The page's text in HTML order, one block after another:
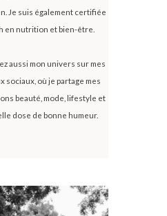
Je suis également certifiée
en nutrition et bien-être.
aussi mon univers sur mes
sociaux, où je partage mes
beauté, mode, lifestyle et
dose de bonne humeur.